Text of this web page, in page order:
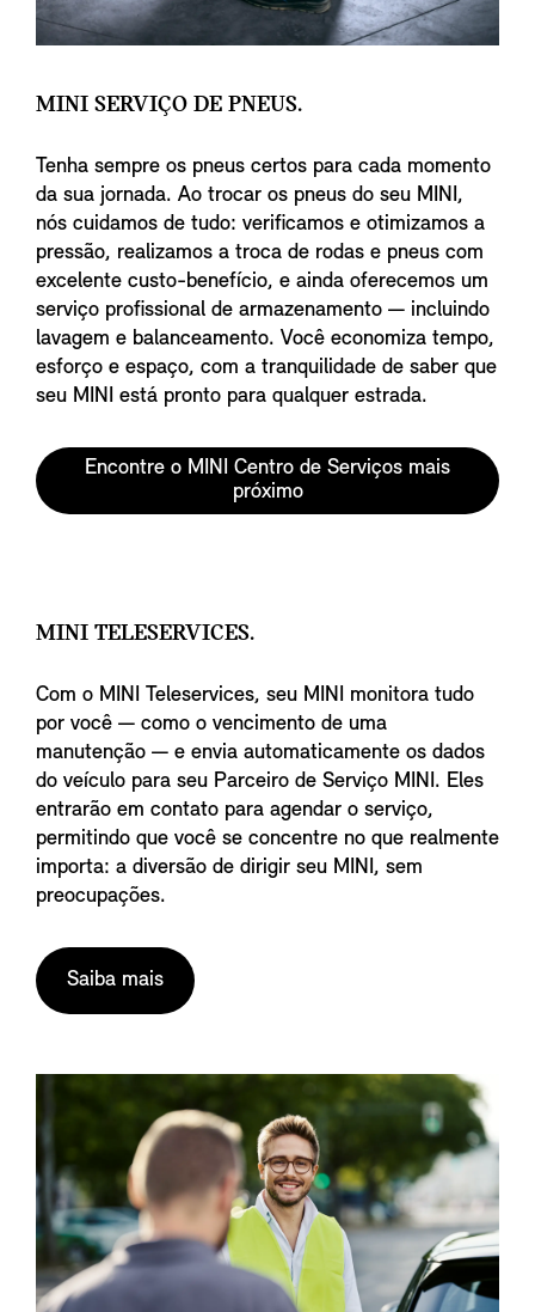
MINI SERVIÇO DE PNEUS.
Tenha sempre os pneus certos para cada momento
da sua jornada. Ao trocar os pneus do seu MINI,
nós cuidamos de tudo: verificamos e otimizamos a
pressão, realizamos a troca de rodas e pneus com
excelente custo-benefício, e ainda oferecemos um
serviço profissional de armazenamento — incluindo
lavagem e balanceamento. Você economiza tempo,
esforço e espaço, com a tranquilidade de saber que
seu MINI está pronto para qualquer estrada.
Encontre o MINI Centro de Serviços mais
próximo
MINI TELESERVICES.
Com o MINI Teleservices, seu MINI monitora tudo
por você — como o vencimento de uma
manutenção — e envia automaticamente os dados
do veículo para seu Parceiro de Serviço MINI. Eles
entrarão em contato para agendar o serviço,
permitindo que você se concentre no que realmente
importa: a diversão de dirigir seu MINI, sem
preocupações.
Saiba mais